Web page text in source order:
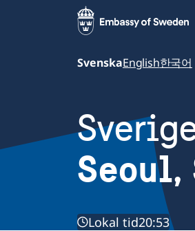
SvenskaEnglish한국어
Seoul,
Lokal tid20:53